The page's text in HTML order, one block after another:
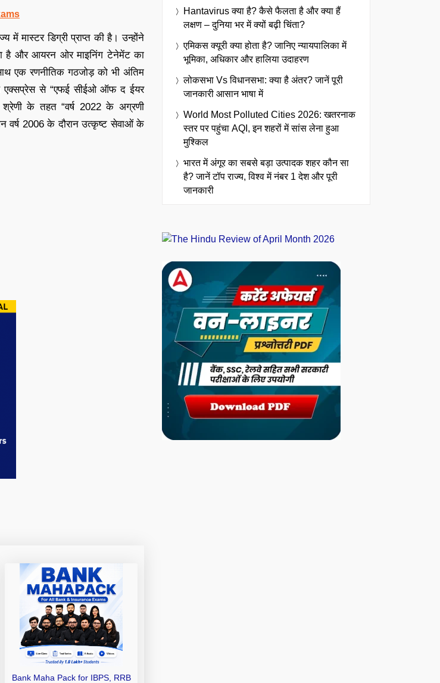
में मास्टर डिग्री प्राप्त की है। उन्होंने
है और आयरन ओर माइनिंग टेनेमेंट का
एक रणनीतिक गठजोड़ को भी अंतिम
एक्सप्रेस से “एफई सीईओ ऑफ द ईयर
श्रेणी के तहत “वर्ष 2022 के अग्रणी
वर्ष 2006 के दौरान उत्कृष्ट सेवाओं के
Bank Maha Pack for IBPS, RRB
Hantavirus क्या है? कैसे फैलता है और क्या हैं
लक्षण – दुनिया भर में क्यों बढ़ी चिंता?
एमिकस क्यूरी क्या होता है? जानिए न्यायपालिका में
भूमिका, अधिकार और हालिया उदाहरण
लोकसभा Vs विधानसभा: क्या है अंतर? जानें पूरी
जानकारी आसान भाषा में
World Most Polluted Cities 2026: खतरनाक
स्तर पर पहुंचा AQI, इन शहरों में सांस लेना हुआ
मुश्किल
भारत में अंगूर का सबसे बड़ा उत्पादक शहर कौन सा
है? जानें टॉप राज्य, विश्व में नंबर 1 देश और पूरी
जानकारी